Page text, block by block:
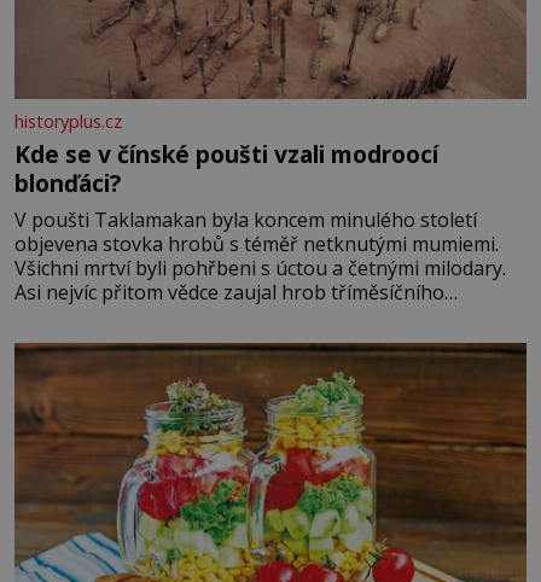
historyplus.cz
Kde se v čínské poušti vzali modroocí
blonďáci?
V poušti Taklamakan byla koncem minulého století
objevena stovka hrobů s téměř netknutými mumiemi.
Všichni mrtví byli pohřbeni s úctou a četnými milodary.
Asi nejvíc přitom vědce zaujal hrob tříměsíčního
blonďaté vlásky. Fakt, že jsou těla dávných lidí nesmírně
dobře zachovalá, přičítají odborníci zdejším klimatickým
podmínkám. Sucho, prosolené písky a extrémně